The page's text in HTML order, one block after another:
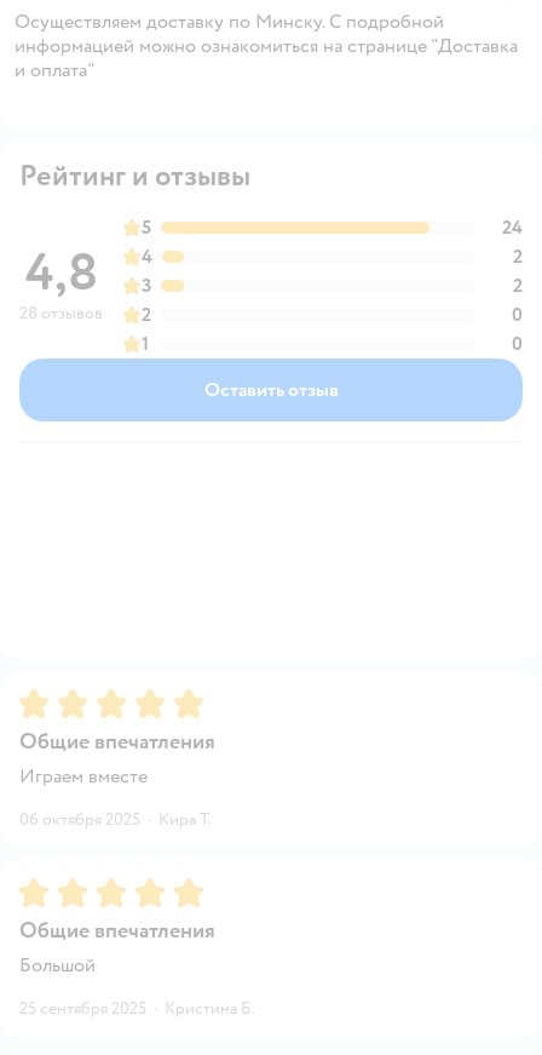
Осуществляем доставку по Минску. С подробной
информацией можно ознакомиться на странице "Доставка
и оплата"
Рейтинг и отзывы
4,8
28 отзывов
5
24
4
2
3
2
2
0
1
0
Оставить отзыв
Рейтинг:5
Общие впечатления
Играем вместе
06 октября 2025 · Кира Т.
Рейтинг:5
Общие впечатления
Большой
25 сентября 2025 · Кристина Б.